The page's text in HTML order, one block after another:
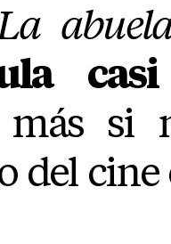
si
del cine